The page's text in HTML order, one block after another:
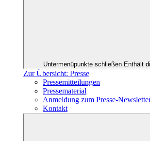
Untermenüpunkte schließen Enthält
Zur Übersicht: Presse
Pressemitteilungen
Pressematerial
Anmeldung zum Presse-
Kontakt